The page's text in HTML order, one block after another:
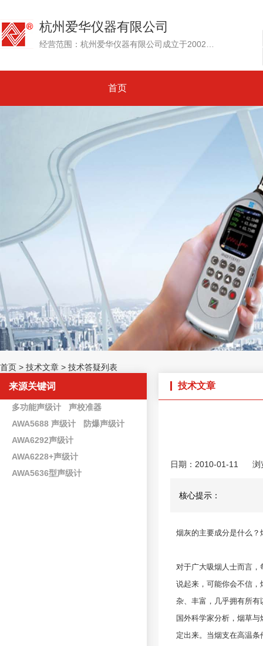
杭州爱华仪器有限公司
首页
首页 > 技术文章 > 技术答疑列表
来源关键词
多功能声级计
声校准器
AWA5688 声级计
防爆声级计
AWA6292声级计
AWA6228+声级计
AWA5636型声级计
技术文章
日期：2010-01-11 浏
核心提示：
烟灰的主要成分是什么 ？
对于广大吸烟人士而言
说起来，可能你会不信
杂、丰富，几乎拥有所
国外科学家分析，烟草
定出来。当烟支在高温